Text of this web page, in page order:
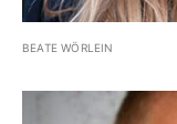
BEATE WÖRLEIN